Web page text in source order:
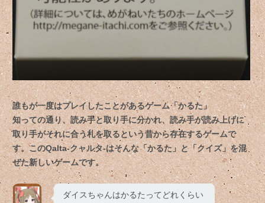
誰もが一度はプレイしたことがあるゲーム「かるた」
知っての通り、読み手と取り手に分かれ、読み手が読み上げに
取り手がそれに合う札を取るという昔から存在するゲームで
す。このQalta-クャルタ-はそんな「かるた」と「クイズ」を混
ぜた新しいゲームです。
ダイスちゃんはかるたってどれくらい